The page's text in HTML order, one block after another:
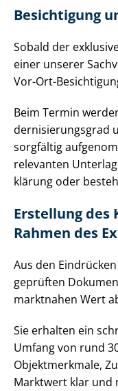
Besichtigung
Sobald der
einer unserer
Vor-Ort-
Beim Termin
der­ni­sie­rungs­grad
sorgfältig
relevanten
klä­rung oder
Erstellung des
Rahmen des
Aus den
geprüften
marktnahen Wert
Sie erhalten ein
Umfang von rund
Objektmerkmale,
Marktwert klar und